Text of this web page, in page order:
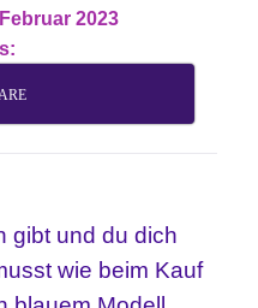
2023
gibt und du dich
wie beim Kauf